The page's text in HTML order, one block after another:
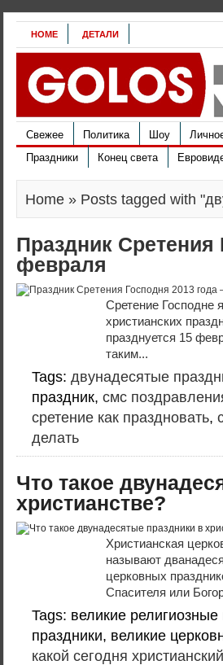
HOME ДЕТАЛИ
Свежее Политика Шоу
Праздники
Конец света
Home » Posts tagged with
Праздник Сретения
февраля
Сретение Господне
христианских
празднуется 15
таким...
Tags: двунадесятые
праздник, смс
сретение как праздновать,
делать
Что такое
христианстве?
Христианская
называют
церковных
Спасителя или
Tags: великие
праздники, великие
какой сегодня